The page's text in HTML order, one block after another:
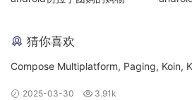
猜你喜欢
Compose Multiplatform, Paging, Koin,
2025-03-30 3.91k